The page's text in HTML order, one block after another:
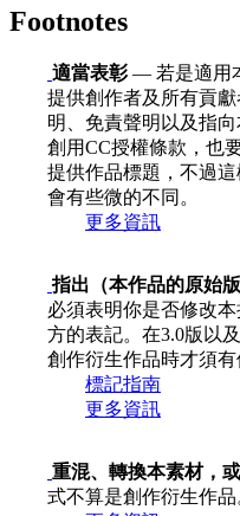
Footnotes
適當表彰— 若是適用
提供創作者及所有貢
明、免責聲明以及指
創用CC授權條款，也
提供作品標題，不過
會有些微的不同。
更多資訊
指出（本作品的原始
必須表明你是否修改
方的表記。在3.0版以
創作衍生作品時才須有
標記指南
更多資訊
重混、轉換本素材，
式不算是創作衍生作品